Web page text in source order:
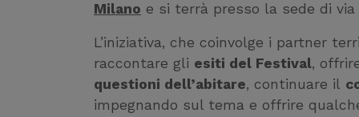
Milano e si terrà presso la sede di via
L’iniziativa, che coinvolge i partner
raccontare gli esiti del Festival,
questioni dell’abitare, continuare il
impegnando sul tema e offrire